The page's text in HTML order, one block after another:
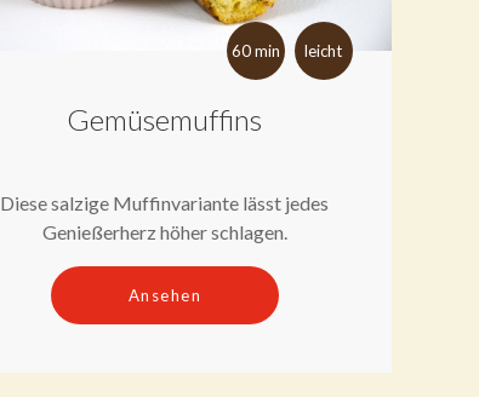
60 min leicht
Gemüsemuffins
Diese salzige Muffinvariante lässt jedes
Genießerherz höher schlagen.
Ansehen